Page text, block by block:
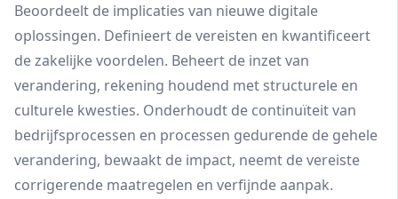
Beoordeelt de implicaties van nieuwe digitale
oplossingen. Definieert de vereisten en kwantificeert
de zakelijke voordelen. Beheert de inzet van
verandering, rekening houdend met structurele en
culturele kwesties. Onderhoudt de continuïteit van
bedrijfsprocessen en processen gedurende de gehele
verandering, bewaakt de impact, neemt de vereiste
corrigerende maatregelen en verfijnde aanpak.